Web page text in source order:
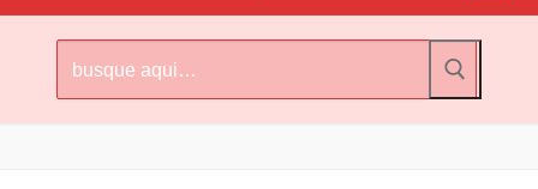
o
conteúdo
por: